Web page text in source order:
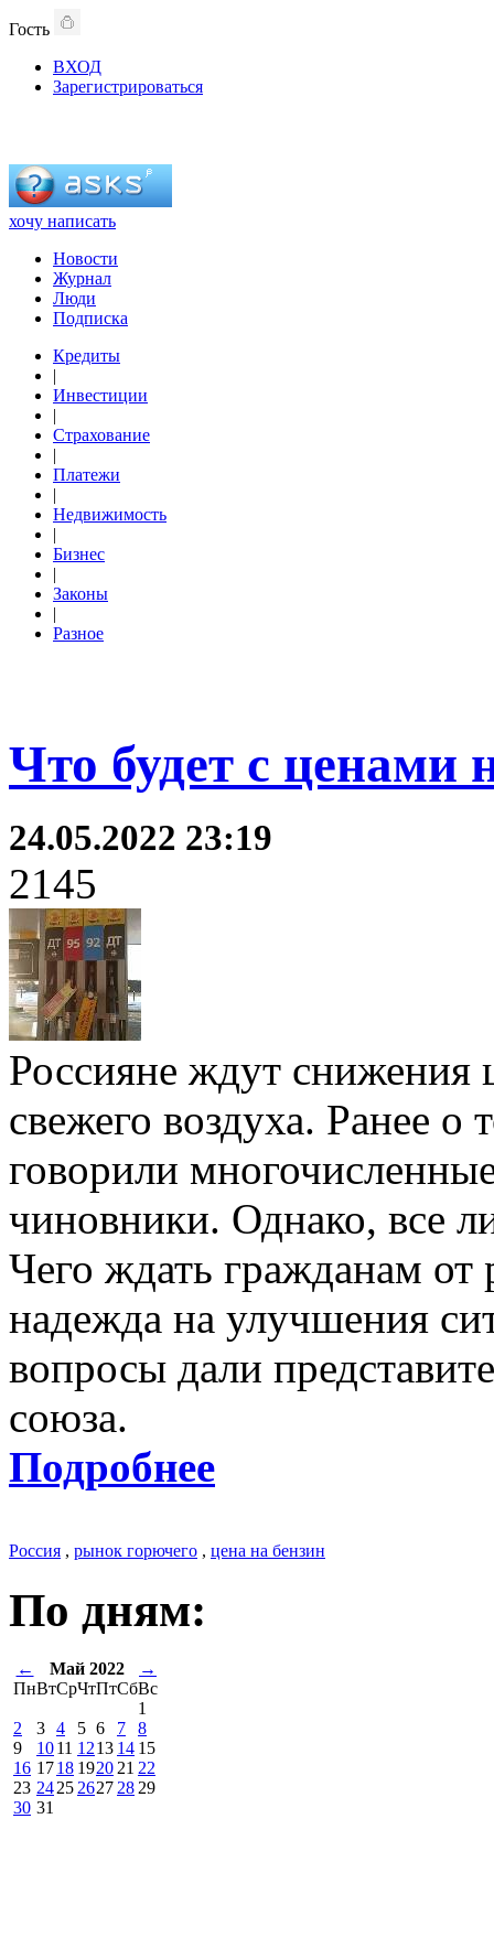
Гость
ВХОД
Зарегистрироваться
хочу написать
Новости
Журнал
Люди
Подписка
Кредиты
|
Инвестиции
|
Страхование
|
Платежи
|
Недвижимость
|
Бизнес
|
Законы
|
Разное
Что будет с ценами
24.05.2022 23:19
2145
Россияне ждут снижения
свежего воздуха. Ранее
говорили
чиновники. Однако, все
Чего ждать гражданам от
надежда на улучшения
вопросы дали
союза.
Подробнее
Россия , рынок горючего , цена на бензин
По дням:
← Май 2022
→
ПнВтСрЧтПтСбВс
1
2
3 4 5 6 7
8
9
1011 1213 14 15
16 1718 1920 21 22
23 2425 2627 28 29
30 31